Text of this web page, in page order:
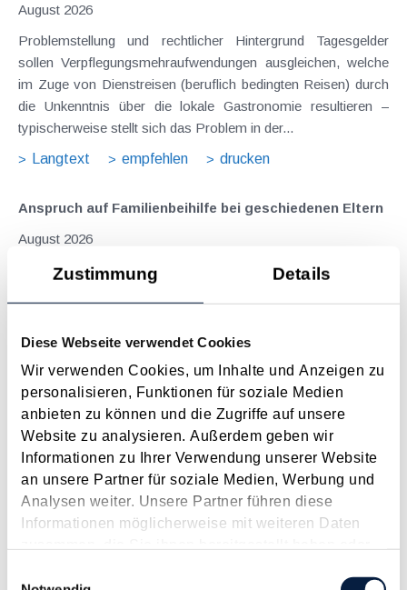
Zustimmung Details
Diese Webseite verwendet Cookies
Wir verwenden Cookies, um Inhalte und Anzeigen zu
personalisieren, Funktionen für soziale Medien
anbieten zu können und die Zugriffe auf unsere
Website zu analysieren. Außerdem geben wir
Informationen zu Ihrer Verwendung unserer Website
an unsere Partner für soziale Medien, Werbung und
Analysen weiter. Unsere Partner führen diese
Informationen möglicherweise mit weiteren Daten
August 2026
Problemstellung und rechtlicher Hintergrund Tagesgelder
sollen Verpflegungsmehraufwendungen ausgleichen, welche
im Zuge von Dienstreisen (beruflich bedingten Reisen) durch
die Unkenntnis über die lokale Gastronomie resultieren –
typischerweise stellt sich das Problem in der...
Langtext
empfehlen drucken
Anspruch auf Familienbeihilfe bei geschiedenen Eltern
August 2026
Einleitung und Kernaussage der Entscheidung Das
Elternteil nach einer Scheidung die Familienbeihilfe zusteht,
eines...
Langtext
empfehlen drucken
BMF-Aussagen zur Mitarbeiter­prämie 2025
Dezember 2025
Mit dem Budgetbegleitgesetz 2025 wurde die
Bonuszahlungen bis zu 1.000 € einem oder mehreren